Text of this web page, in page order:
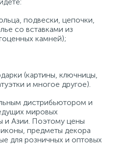
подвески, цепочки,
со вставками из
камней);
(картины, ключницы,
и многое другое).
дистрибьютором и
мировых
и Азии. Поэтому цены
предметы декора
для розничных и оптовых